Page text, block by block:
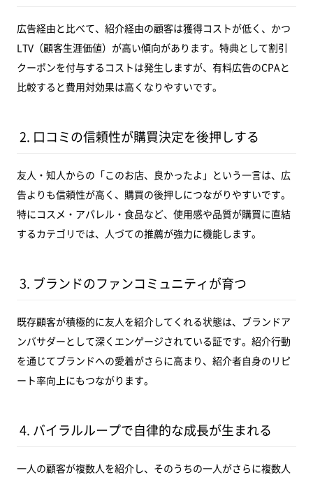
広告経由と比べて、紹介経由の顧客は獲得コストが低く、かつ
LTV（顧客生涯価値）が高い傾向があります。特典として割引
クーポンを付与するコストは発生しますが、有料広告のCPAと
比較すると費用対効果は高くなりやすいです。
2. 口コミの信頼性が購買決定を後押しする
友人・知人からの「このお店、良かったよ」という一言は、広
告よりも信頼性が高く、購買の後押しにつながりやすいです。
特にコスメ・アパレル・食品など、使用感や品質が購買に直結
するカテゴリでは、人づての推薦が強力に機能します。
3. ブランドのファンコミュニティが育つ
既存顧客が積極的に友人を紹介してくれる状態は、ブランドア
ンバサダーとして深くエンゲージされている証です。紹介行動
を通じてブランドへの愛着がさらに高まり、紹介者自身のリピ
ート率向上にもつながります。
4. バイラルループで自律的な成長が生まれる
一人の顧客が複数人を紹介し、そのうちの一人がさらに複数人